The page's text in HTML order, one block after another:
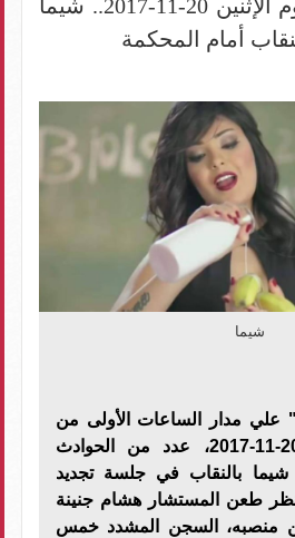
أخبار الحوادث اليوم الإثنين 20-11-2017.. شيما
أمام المحكمة
شيما
مدار الساعات الأولى من
صباح يوم الإثنين 20-11-2017، عدد من الحوادث
شيما بالنقاب في جلسة تجديد
نظر طعن المستشار هشام جنينة
منصبه، السجن المشدد خمس